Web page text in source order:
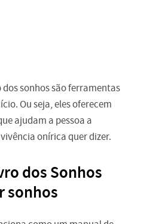
sonhos são ferramentas
Ou seja, eles oferecem
ajudam a pessoa a
onírica quer dizer.
dos Sonhos
sonhos